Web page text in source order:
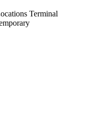
Terminal